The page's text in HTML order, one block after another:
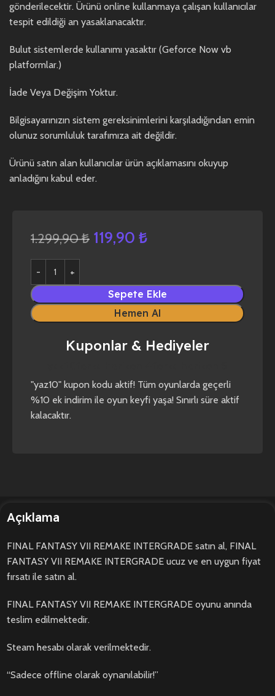
gönderilecektir. Ürünü online kullanmaya çalışan kullanıcılar
tespit edildiği an yasaklanacaktır.
Bulut sistemlerde kullanımı yasaktır (Geforce Now vb
platformlar.)
İade Veya Değişim Yoktur.
Bilgisayarınızın sistem gereksinimlerini karşıladığından emin
olunuz sorumluluk tarafımıza ait değildir.
Ürünü satın alan kullanıcılar ürün açıklamasını okuyup
anladığını kabul eder.
1.299,90₺ 119,90 ₺
Sepete Ekle
Hemen Al
Kuponlar & Hediyeler
"yaz10" kupon kodu aktif! Tüm oyunlarda geçerli
%10 ek indirim ile oyun keyfi yaşa! Sınırlı süre aktif
kalacaktır.
Açıklama
FINAL FANTASY VII REMAKE INTERGRADE satın al, FINAL
FANTASY VII REMAKE INTERGRADE ucuz ve en uygun fiyat
fırsatı ile satın al.
FINAL FANTASY VII REMAKE INTERGRADE oyunu anında
teslim edilmektedir.
Steam hesabı olarak verilmektedir.
“Sadece offline olarak oynanılabilir!”